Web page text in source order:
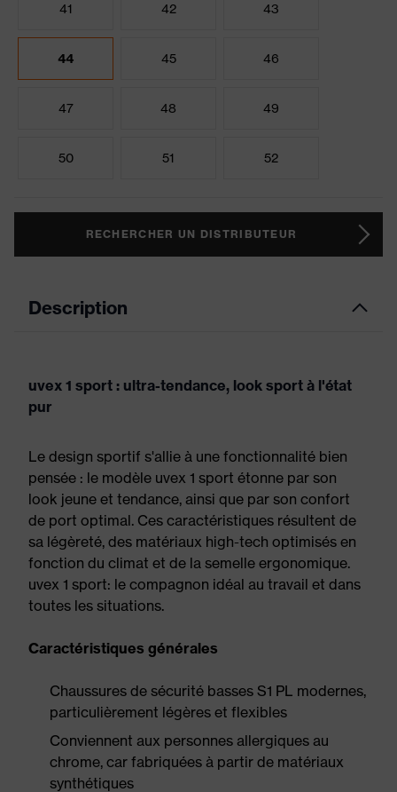
41 42 43
44 45 46
47 48 49
50 51 52
RECHERCHER UN DISTRIBUTEUR
Description
uvex 1 sport : ultra-tendance, look sport à l'état
pur
Le design sportif s'allie à une fonctionnalité bien
pensée : le modèle uvex 1 sport étonne par son
look jeune et tendance, ainsi que par son confort
de port optimal. Ces caractéristiques résultent de
sa légèreté, des matériaux high-tech optimisés en
fonction du climat et de la semelle ergonomique.
uvex 1 sport: le compagnon idéal au travail et dans
toutes les situations.
Caractéristiques générales
Chaussures de sécurité basses S1 PL modernes,
particulièrement légères et flexibles
Conviennent aux personnes allergiques au
chrome, car fabriquées à partir de matériaux
synthétiques